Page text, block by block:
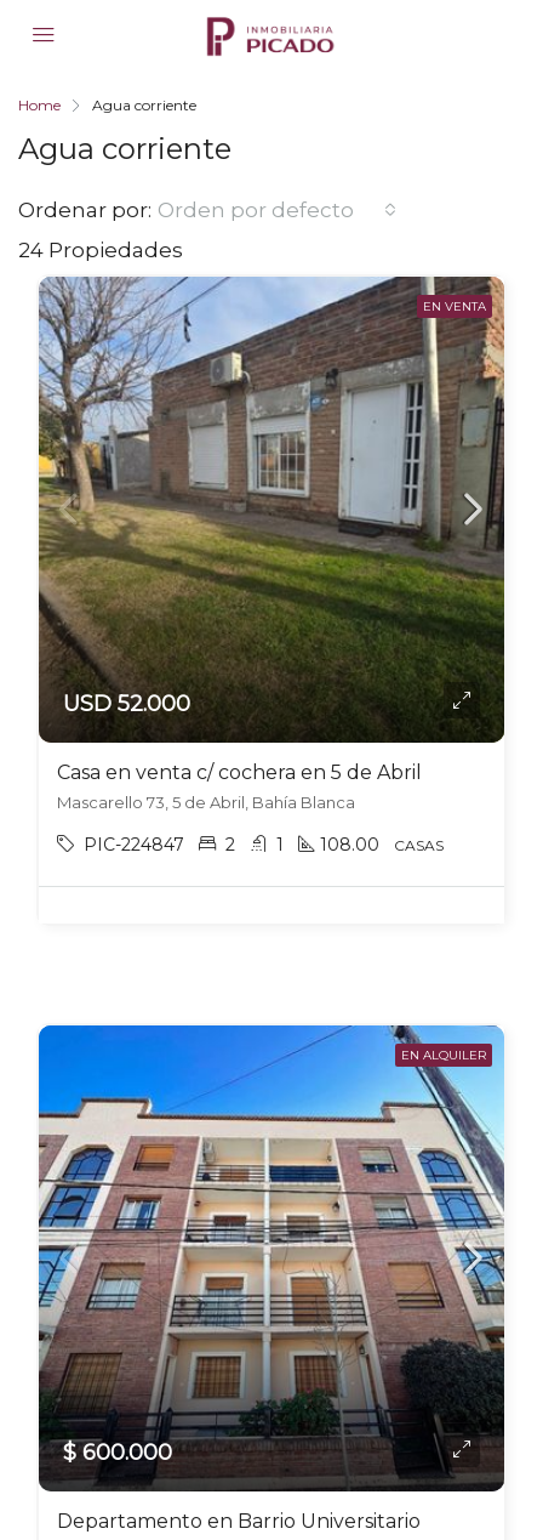
Home Agua corriente
Agua corriente
24 Propiedades
Ordenar por: Orden por defecto
EN VENTA
USD 52.000
Casa en venta c/ cochera en 5 de Abril
Mascarello 73, 5 de Abril, Bahía Blanca
PIC-224847 2 1 108.00 CASAS
EN ALQUILER
$ 600.000
Departamento en Barrio Universitario